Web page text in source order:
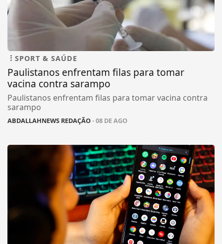
SPORT & SAÚDE
Paulistanos enfrentam filas para tomar
vacina contra sarampo
Paulistanos enfrentam filas para tomar vacina contra
sarampo
ABDALLAHNEWS REDAÇÃO- 08 DE AGO